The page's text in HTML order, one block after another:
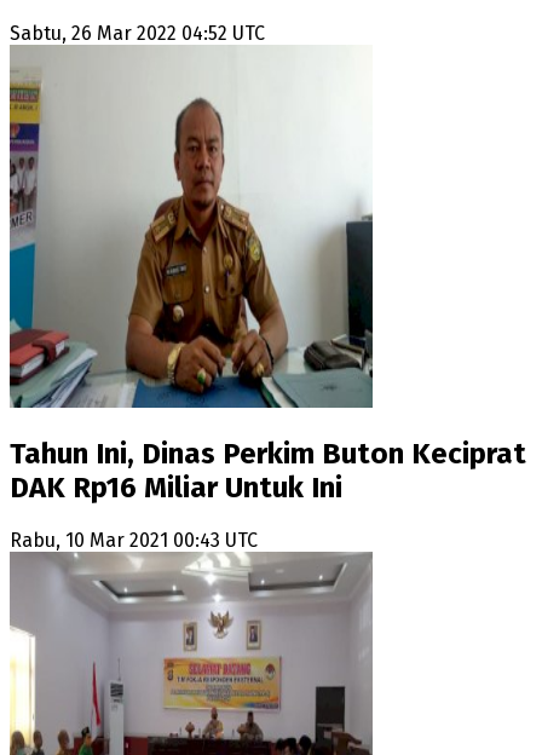
Sabtu, 26 Mar 2022 04:52 UTC
Tahun Ini, Dinas Perkim Buton Keciprat
DAK Rp16 Miliar Untuk Ini
Rabu, 10 Mar 2021 00:43 UTC